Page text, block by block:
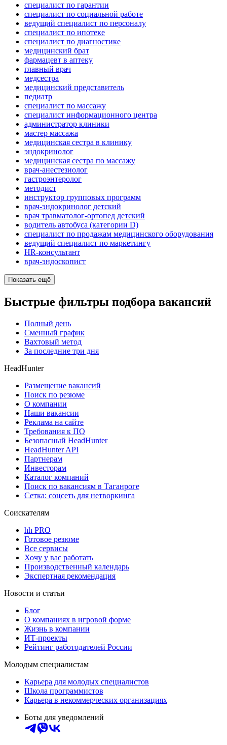
специалист по гарантии
специалист по социальной работе
ведущий специалист по персоналу
специалист по ипотеке
специалист по диагностике
медицинский брат
фармацевт в аптеку
главный врач
медсестра
медицинский представитель
педиатр
специалист по массажу
специалист информационного центра
администратор клиники
мастер массажа
медицинская сестра в клинику
эндокринолог
медицинская сестра по массажу
врач-анестезиолог
гастроэнтеролог
методист
инструктор групповых программ
врач-эндокринолог детский
врач травматолог-ортопед детский
водитель автобуса (категории D)
специалист по продажам медицинского оборудования
ведущий специалист по маркетингу
HR-консультант
врач-эндоскопист
Показать ещё
Быстрые фильтры подбора вакансий
Полный день
Сменный график
Вахтовый метод
За последние три дня
HeadHunter
Размещение вакансий
Поиск по резюме
О компании
Наши вакансии
Реклама на сайте
Требования к ПО
Безопасный HeadHunter
HeadHunter API
Партнерам
Инвесторам
Каталог компаний
Поиск по вакансиям в Таганроге
Сетка: соцсеть для нетворкинга
Соискателям
hh PRO
Готовое резюме
Все сервисы
Хочу у вас работать
Производственный календарь
Экспертная рекомендация
Новости и статьи
Блог
О компаниях в игровой форме
Жизнь в компании
ИТ-проекты
Рейтинг работодателей России
Молодым специалистам
Карьера для молодых специалистов
Школа программистов
Карьера в некоммерческих организациях
Боты для уведомлений